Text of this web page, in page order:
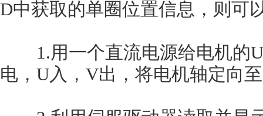
D中获取的单圈位置信息，则可
1.用一个直流电源给电机的
电，U入，V出，将电机轴定向